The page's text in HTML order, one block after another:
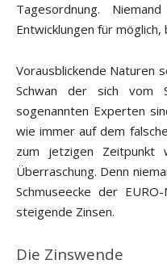
Tagesordnung.
Entwicklungen für
Vorausblickende Naturen
Schwan der sich vom
sogenannten Experten
wie immer auf dem
zum jetzigen Zeitpunkt
Überraschung. Denn
Schmuseecke der
steigende Zinsen.
Die Zinswende